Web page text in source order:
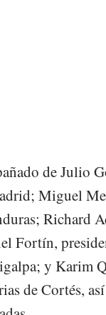
de Julio
Miguel
Richard
Fortín,
y Karim
de Cortés,